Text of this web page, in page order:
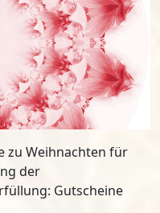
zu Weihnachten für
der
Gutscheine